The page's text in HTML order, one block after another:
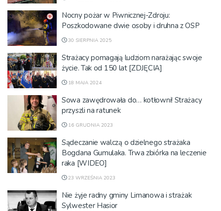
Nocny pożar w Piwnicznej-Zdroju:
Poszkodowane dwie osoby i druhna z OSP
30 SIERPNIA 2025
Strażacy pomagają ludziom narażając swoje
życie. Tak od 150 lat [ZDJĘCIA]
18 MAJA 2024
Sowa zawędrowała do… kotłowni! Strażacy
przyszli na ratunek
16 GRUDNIA 2023
Sądeczanie walczą o dzielnego strażaka
Bogdana Gumulaka. Trwa zbiórka na leczenie
raka [WIDEO]
23 WRZEŚNIA 2023
Nie żyje radny gminy Limanowa i strażak
Sylwester Hasior